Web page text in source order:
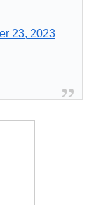
23, 2023